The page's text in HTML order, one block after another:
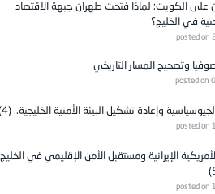
على الكويت: لماذا فتحت طهران جبهة الاقتصاد
في الخليج؟
posted on
صوفيا وتصحيح المسار التاريخي
posted on
وإعادة تشكيل البيئة الأمنية الخليجية.. (4)
posted on
الإيرانية ومستقبل الأمن الإقليمي في الخليج
posted on